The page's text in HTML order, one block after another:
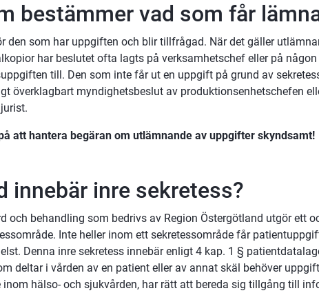
bestämmer vad som får
den som har uppgiften och blir tillfrågad. När det gäller
har beslutet ofta lagts på verksamhetschef eller på någon
till. Den som inte får ut en uppgift på grund av
överklagbart myndighetsbeslut av produktionsenhetschefen
att hantera begäran om utlämnande av uppgifter skyndsamt!
innebär inre sekretess?
och behandling som bedrivs av Region Östergötland utgör ett
Inte heller inom ett sekretessområde får
Denna inre sekretess innebär enligt 4 kap. 1 §
deltar i vården av en patient eller av annat skäl behöver
inom hälso- och sjukvården, har rätt att bereda sig tillgång till